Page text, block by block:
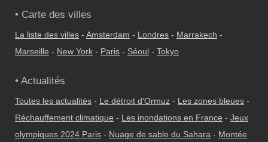
• Carte des villes
La liste des villes - Amsterdam - Londres - Marrakech -
Marseille - New York - Paris - Séoul - Tokyo
• Actualités
Toutes les actualités - Le détroit d'Ormuz - Les zones bleues -
Réchauffement climatique - Les inondations en France - Jeux
olympiques 2024 Paris - Nuage de sable du Sahara - Montée